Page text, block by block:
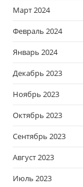
Март 2024
Февраль 2024
Январь 2024
Декабрь 2023
Ноябрь 2023
Октябрь 2023
Сентябрь 2023
Август 2023
Июль 2023